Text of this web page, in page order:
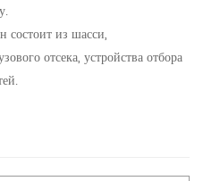
состоит из шасси,
отсека, устройства отбора